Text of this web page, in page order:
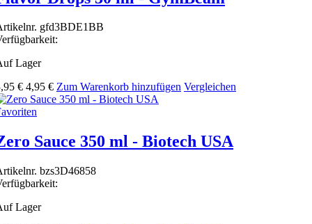
gfd3BDE1BB
Lager
€ 4,95 € Zum Warenkorb hinzufügen Vergleichen
Sauce 350 ml - Biotech USA
bzs3D46858
Lager